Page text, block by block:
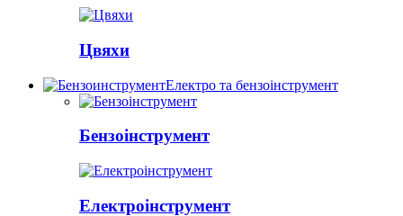
Цвяхи
Електро та бензоінструмент
Бензоінструмент
Електроінструмент